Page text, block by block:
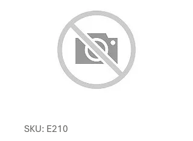
SKU: E210